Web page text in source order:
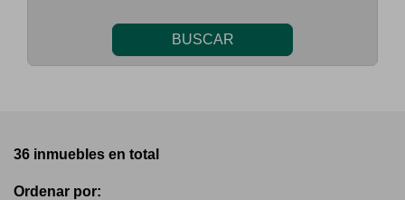
BUSCAR
36 inmuebles en total
Ordenar por: